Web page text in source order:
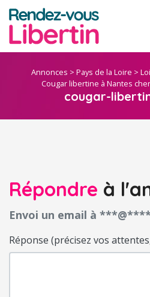
Annonces > Pays de la Loire >
Cougar libertine à Nantes
cougar-
Répondre à
Envoi un email à
Réponse (précisez vos